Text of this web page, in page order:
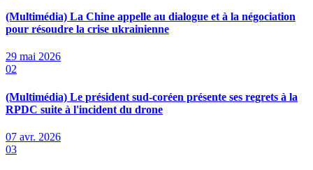
(Multimédia) La Chine appelle au dialogue et à la négociation
pour résoudre la crise ukrainienne
29 mai 2026
02
(Multimédia) Le président sud-coréen présente ses regrets à la
RPDC suite à l'incident du drone
07 avr. 2026
03